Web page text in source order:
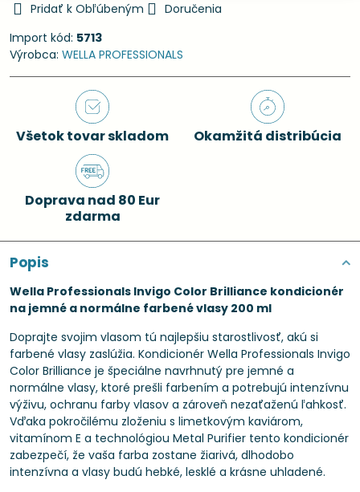
Pridať k Obľúbeným
Doručenia
Import kód: 5713
Výrobca: WELLA PROFESSIONALS
Všetok tovar skladom Okamžitá distribúcia
Doprava nad 80 Eur
zdarma
Popis
Wella Professionals Invigo Color Brilliance kondicionér
na jemné a normálne farbené vlasy 200 ml
Doprajte svojim vlasom tú najlepšiu starostlivosť, akú si
farbené vlasy zaslúžia. Kondicionér Wella Professionals Invigo
Color Brilliance je špeciálne navrhnutý pre jemné a
normálne vlasy, ktoré prešli farbením a potrebujú intenzívnu
výživu, ochranu farby vlasov a zároveň nezaťaženú ľahkosť.
Vďaka pokročilému zloženiu s limetkovým kaviárom,
vitamínom E a technológiou Metal Purifier tento kondicionér
zabezpečí, že vaša farba zostane žiarivá, dlhodobo
intenzívna a vlasy budú hebké, lesklé a krásne uhladené.